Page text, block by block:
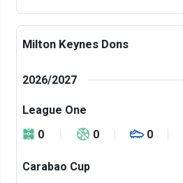
Milton Keynes Dons
2026/2027
League One
0
0 0
Carabao Cup